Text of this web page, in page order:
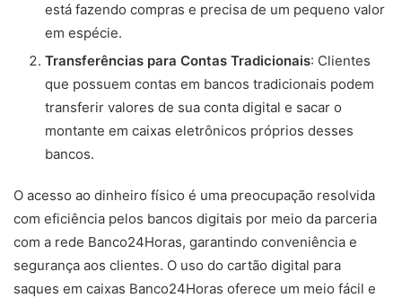
está fazendo compras e precisa de um pequeno valor
em espécie.
Transferências para Contas Tradicionais: Clientes
que possuem contas em bancos tradicionais podem
transferir valores de sua conta digital e sacar o
montante em caixas eletrônicos próprios desses
bancos.
O acesso ao dinheiro físico é uma preocupação resolvida
com eficiência pelos bancos digitais por meio da parceria
com a rede Banco24Horas, garantindo conveniência e
segurança aos clientes. O uso do cartão digital para
saques em caixas Banco24Horas oferece um meio fácil e